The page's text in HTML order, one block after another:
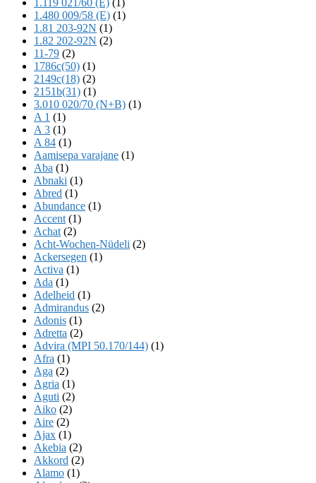
1.480 009/58 (E) (1)
1.81 203-92N (1)
1.82 202-92N (2)
11-79 (2)
1786c(50) (1)
2149c(18) (2)
2151b(31) (1)
3.010 020/70 (N+B) (1)
A 1 (1)
A 3 (1)
A 84 (1)
Aamisepa varajane (1)
Aba (1)
Abnaki (1)
Abred (1)
Abundance (1)
Accent (1)
Achat (2)
Acht-Wochen-Nüdeli (2)
Ackersegen (1)
Activa (1)
Ada (1)
Adelheid (1)
Admirandus (2)
Adonis (1)
Adretta (2)
Advira (MPI 50.170/144) (1)
Afra (1)
Aga (2)
Agria (1)
Aguti (2)
Aiko (2)
Aire (2)
Ajax (1)
Akebia (2)
Akkord (2)
Alamo (1)